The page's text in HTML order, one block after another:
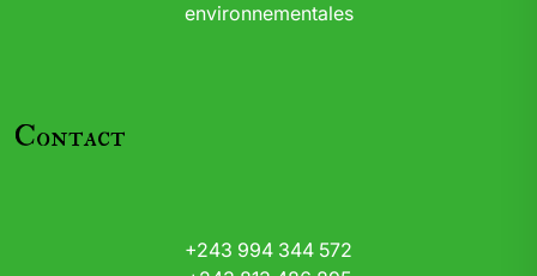
environnementales
Contact
+243 994 344 572